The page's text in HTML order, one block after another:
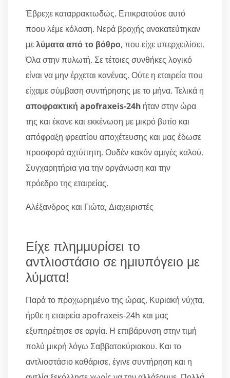
Έβρεχε καταρρακτωδώς. Επικρατούσε αυτό
ποου λέμε κόλαση. Νερά βροχής ανακατεύτηκαν
μελύματα από το βόθρο, που είχε υπερχειλίσει.
Όλα στην πυλωτή. Σε τέτοιες συνθήκες λογικό
είναι να μην έρχεται κανένας. Ούτε η εταιρεία που
είχαμε σύμβαση συντήρησης με το μήνα. Τελικά η
αποφρακτική apofraxeis-24h ήταν στην ώρα
της και έκανε και εκκένωση με μικρό βυτίο και
απόφραξη φρεατίου αποχέτευσης και μας έδωσε
προσφορά αχτύπητη. Ουδέν κακόν αμιγές καλού.
Συγχαρητήρια για την οργάνωση και την
πρόεδρο της εταιρείας.
Αλέξανδρος και Γιώτα, Διαχειριστές
Είχε πλημμυρίσει το
αντλιοστάσιο σε ημιυπόγειο με
λύματα!
Παρά το προχωρημένο της ώρας, Κυριακή νύχτα,
ήρθε η εταιρεία apofraxeis-24h και μας
εξυπηρέτησε σε αργία. Η επιβάρυνση στην τιμή
πολύ μικρή λόγω Σαββατοκύριακου. Και το
αντλιοστάσιο καθάρισε, έγινε συντήρηση και η